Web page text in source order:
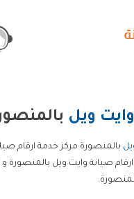
وايت ويل
بالمنصورة مركز خدمة ارقام
صيانة وايت ويل بالمنصورة